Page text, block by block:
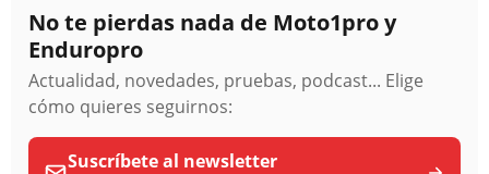
No te pierdas nada de Moto1pro y
Enduropro
Actualidad, novedades, pruebas, podcast... Elige
cómo quieres seguirnos:
Suscríbete al newsletter